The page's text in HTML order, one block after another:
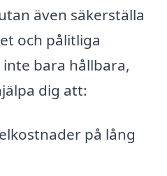
även säkerställa
och pålitliga
bara hållbara,
dig att:
på lång